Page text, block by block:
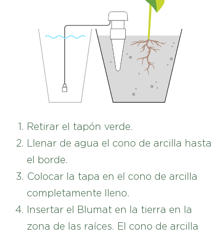
Retirar el tapón verde.
Llenar de agua el cono de arcilla hasta
el borde.
Colocar la tapa en el cono de arcilla
completamente lleno.
Insertar el Blumat en la tierra en la
zona de las raíces. El cono de arcilla